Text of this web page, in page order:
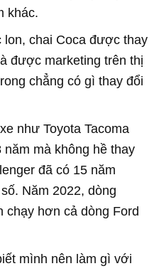
khác.
lon, chai Coca được thay
được marketing trên thị
chẳng có gì thay đổi
như Toyota Tacoma
mà không hề thay
đã có 15 năm
Năm 2022, dòng
chạy hơn cả dòng Ford
mình nên làm gì với